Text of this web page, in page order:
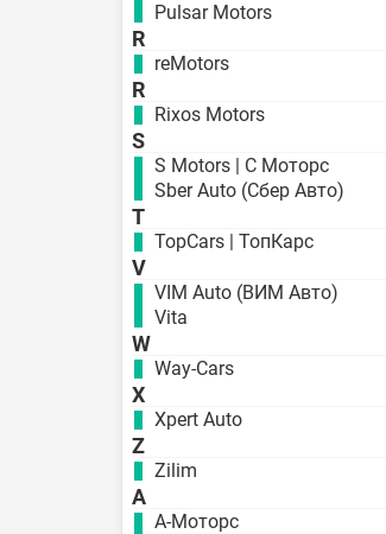
Pulsar Motors
R
reMotors
R
Rixos Motors
S
S Motors | С Моторс
Sber Auto (Сбер Авто)
T
TopCars | ТопКарс
V
VIM Auto (ВИМ Авто)
Vita
W
Way-Cars
X
Xpert Auto
Z
Zilim
А
А-Моторс